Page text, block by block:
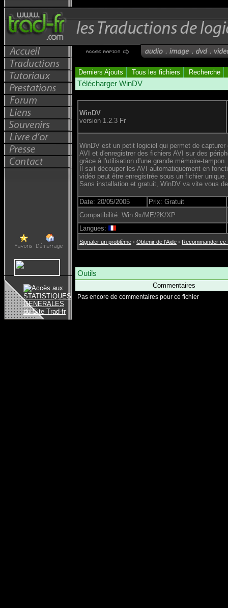
Derniers Ajouts Tous les fichiers Recherche
Télécharger WinDV
WinDV
version 1.2.3 Fr
WinDV est un petit logiciel qui permet de
AVI et d'enregistrer des fichiers AVI sur des
grâce à l'utilisation d'une grande mémoire-tampon.
Il sait découper les AVI automatiquement en
vidéo peut être enregistrée sous un fichier unique.
Sans installation et gratuit, WinDV va vite vous
Date: 20/05/2005
Prix: Gratuit
Compatibilité: Win 9x/ME/2K/XP
Langues:
Signaler un problème • Obtenir de l'Aide • Recommander ce
Outils
Commentaires
Pas encore de commentaires pour ce fichier